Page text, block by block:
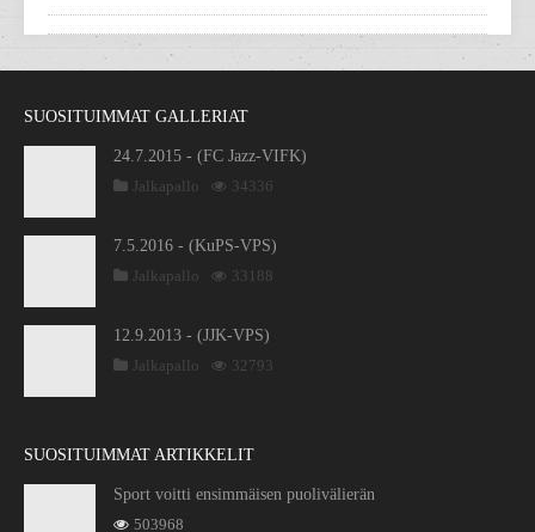
SUOSITUIMMAT GALLERIAT
24.7.2015 - (FC Jazz-VIFK)
Jalkapallo
34336
7.5.2016 - (KuPS-VPS)
Jalkapallo
33188
12.9.2013 - (JJK-VPS)
Jalkapallo
32793
SUOSITUIMMAT ARTIKKELIT
Sport voitti ensimmäisen puolivälierän
503968